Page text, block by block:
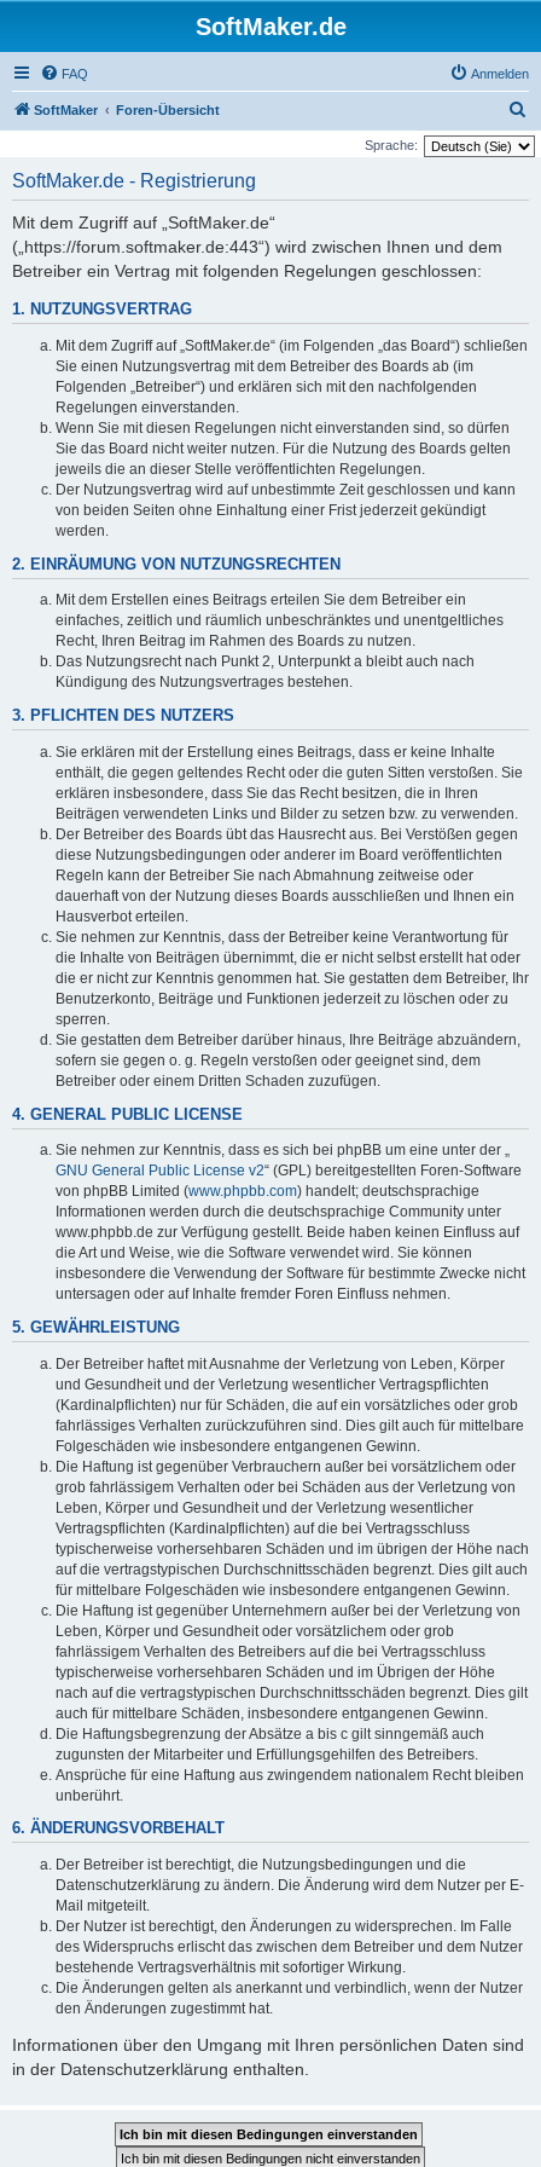
SoftMaker.de
FAQ Anmelden
SoftMaker Foren-Übersicht
u
Sprache:
SoftMaker.de - Registrierung
Mit dem Zugriff auf „SoftMaker.de“
(„https://forum.softmaker.de:443“) wird zwischen Ihnen und dem
Betreiber ein Vertrag mit folgenden Regelungen geschlossen:
1. NUTZUNGSVERTRAG
Mit dem Zugriff auf „SoftMaker.de“ (im Folgenden „das Board“) schließen
Sie einen Nutzungsvertrag mit dem Betreiber des Boards ab (im
Folgenden „Betreiber“) und erklären sich mit den nachfolgenden
Regelungen einverstanden.
Wenn Sie mit diesen Regelungen nicht einverstanden sind, so dürfen
Sie das Board nicht weiter nutzen. Für die Nutzung des Boards gelten
jeweils die an dieser Stelle veröffentlichten Regelungen.
Der Nutzungsvertrag wird auf unbestimmte Zeit geschlossen und kann
von beiden Seiten ohne Einhaltung einer Frist jederzeit gekündigt
werden.
2. EINRÄUMUNG VON NUTZUNGSRECHTEN
Mit dem Erstellen eines Beitrags erteilen Sie dem Betreiber ein
einfaches, zeitlich und räumlich unbeschränktes und unentgeltliches
Recht, Ihren Beitrag im Rahmen des Boards zu nutzen.
Das Nutzungsrecht nach Punkt 2, Unterpunkt a bleibt auch nach
Kündigung des Nutzungsvertrages bestehen.
3. PFLICHTEN DES NUTZERS
Sie erklären mit der Erstellung eines Beitrags, dass er keine Inhalte
enthält, die gegen geltendes Recht oder die guten Sitten verstoßen. Sie
erklären insbesondere, dass Sie das Recht besitzen, die in Ihren
Beiträgen verwendeten Links und Bilder zu setzen bzw. zu verwenden.
Der Betreiber des Boards übt das Hausrecht aus. Bei Verstößen gegen
diese Nutzungsbedingungen oder anderer im Board veröffentlichten
Regeln kann der Betreiber Sie nach Abmahnung zeitweise oder
dauerhaft von der Nutzung dieses Boards ausschließen und Ihnen ein
Hausverbot erteilen.
Sie nehmen zur Kenntnis, dass der Betreiber keine Verantwortung für
die Inhalte von Beiträgen übernimmt, die er nicht selbst erstellt hat oder
die er nicht zur Kenntnis genommen hat. Sie gestatten dem Betreiber, Ihr
Benutzerkonto, Beiträge und Funktionen jederzeit zu löschen oder zu
sperren.
Sie gestatten dem Betreiber darüber hinaus, Ihre Beiträge abzuändern,
sofern sie gegen o. g. Regeln verstoßen oder geeignet sind, dem
Betreiber oder einem Dritten Schaden zuzufügen.
4. GENERAL PUBLIC LICENSE
Sie nehmen zur Kenntnis, dass es sich bei phpBB um eine unter der „
GNU General Public License v2“ (GPL) bereitgestellten Foren-Software
von phpBB Limited (www.phpbb.com) handelt; deutschsprachige
Informationen werden durch die deutschsprachige Community unter
www.phpbb.de zur Verfügung gestellt. Beide haben keinen Einfluss auf
die Art und Weise, wie die Software verwendet wird. Sie können
insbesondere die Verwendung der Software für bestimmte Zwecke nicht
untersagen oder auf Inhalte fremder Foren Einfluss nehmen.
5. GEWÄHRLEISTUNG
Der Betreiber haftet mit Ausnahme der Verletzung von Leben, Körper
und Gesundheit und der Verletzung wesentlicher Vertragspflichten
(Kardinalpflichten) nur für Schäden, die auf ein vorsätzliches oder grob
fahrlässiges Verhalten zurückzuführen sind. Dies gilt auch für mittelbare
Folgeschäden wie insbesondere entgangenen Gewinn.
Die Haftung ist gegenüber Verbrauchern außer bei vorsätzlichem oder
grob fahrlässigem Verhalten oder bei Schäden aus der Verletzung von
Leben, Körper und Gesundheit und der Verletzung wesentlicher
Vertragspflichten (Kardinalpflichten) auf die bei Vertragsschluss
typischerweise vorhersehbaren Schäden und im übrigen der Höhe nach
auf die vertragstypischen Durchschnittsschäden begrenzt. Dies gilt auch
für mittelbare Folgeschäden wie insbesondere entgangenen Gewinn.
Die Haftung ist gegenüber Unternehmern außer bei der Verletzung von
Leben, Körper und Gesundheit oder vorsätzlichem oder grob
fahrlässigem Verhalten des Betreibers auf die bei Vertragsschluss
typischerweise vorhersehbaren Schäden und im Übrigen der Höhe
nach auf die vertragstypischen Durchschnittsschäden begrenzt. Dies gilt
auch für mittelbare Schäden, insbesondere entgangenen Gewinn.
Die Haftungsbegrenzung der Absätze a bis c gilt sinngemäß auch
zugunsten der Mitarbeiter und Erfüllungsgehilfen des Betreibers.
Ansprüche für eine Haftung aus zwingendem nationalem Recht bleiben
unberührt.
6. ÄNDERUNGSVORBEHALT
Der Betreiber ist berechtigt, die Nutzungsbedingungen und die
Datenschutzerklärung zu ändern. Die Änderung wird dem Nutzer per E-
Mail mitgeteilt.
Der Nutzer ist berechtigt, den Änderungen zu widersprechen. Im Falle
des Widerspruchs erlischt das zwischen dem Betreiber und dem Nutzer
bestehende Vertragsverhältnis mit sofortiger Wirkung.
Die Änderungen gelten als anerkannt und verbindlich, wenn der Nutzer
den Änderungen zugestimmt hat.
Informationen über den Umgang mit Ihren persönlichen Daten sind
in der Datenschutzerklärung enthalten.